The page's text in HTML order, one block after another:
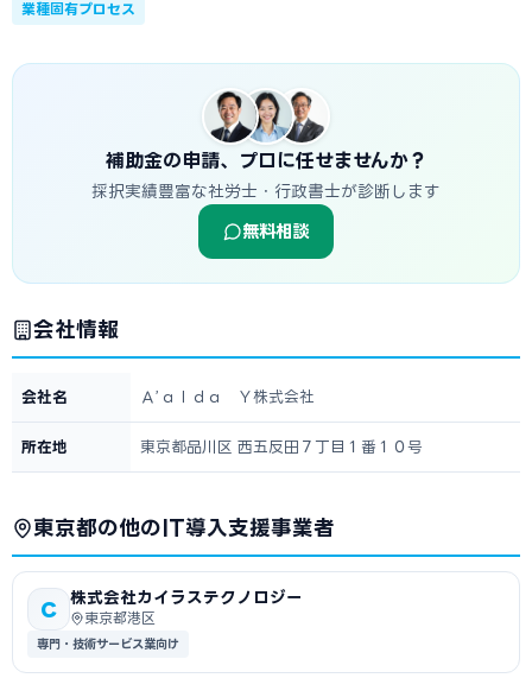
業種固有プロセス
補助金の申請、プロに任せませんか？
採択実績豊富な社労士・行政書士が診断します
無料相談
会社情報
会社名 Ａ’ａｌｄａ Ｙ株式会社
所在地 東京都品川区 西五反田７丁目１番１０号
東京都の他のIT導入支援事業者
C
株式会社カイラステクノロジー
東京都港区
専門・技術サービス業向け